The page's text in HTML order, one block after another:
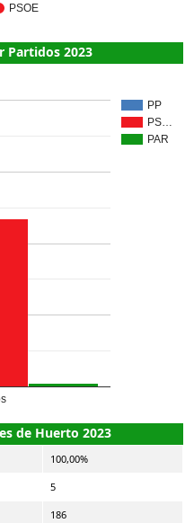
PSOE
Partidos 2023
PP
PS…
PAR
de Huerto 2023
100,00%
5
186